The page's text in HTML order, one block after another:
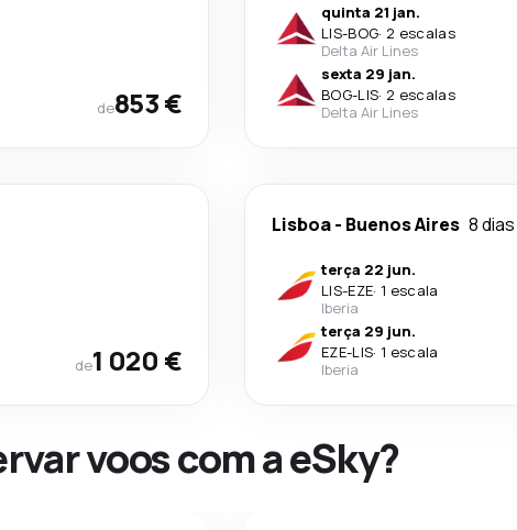
de853 €
quinta 21 jan.
LIS-BOG· 2 escalas
Delta Air Lines
sexta 29 jan.
BOG-LIS· 2 escalas
Delta Air Lines
de1 020 €
Lisboa- Buenos Aires 8 dias
terça 22 jun.
LIS-EZE· 1 escala
Iberia
terça 29 jun.
EZE-LIS· 1 escala
Iberia
voos com a eSky?